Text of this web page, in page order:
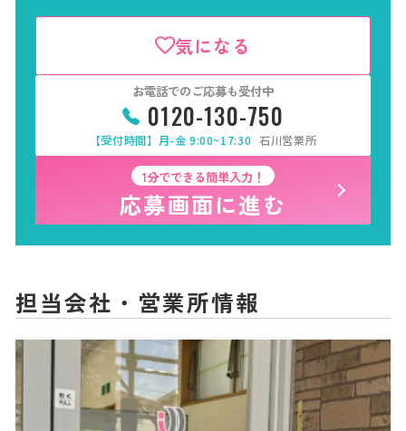
気になる
お電話でのご応募も受付中
0120-130-750
【受付時間】月-金 9:00~17:30 石川営業所
1分でできる簡単入力！
応募画面に進む
担当会社・営業所情報